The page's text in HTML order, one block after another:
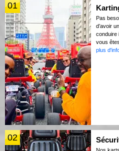
01
Pas
d’avoir
conduire
vous
plus
02